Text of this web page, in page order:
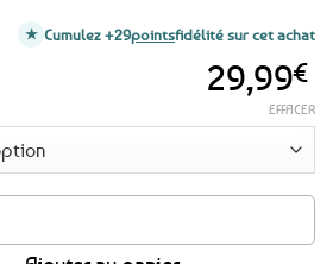
29,99€
EFFACER
en métal Degemer Mat / Bienvenue 55cm
Cumulez +29pointsfidélité sur cet achat